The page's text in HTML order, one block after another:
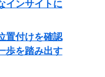
インサイトに
置付けを確認
歩を踏み出す